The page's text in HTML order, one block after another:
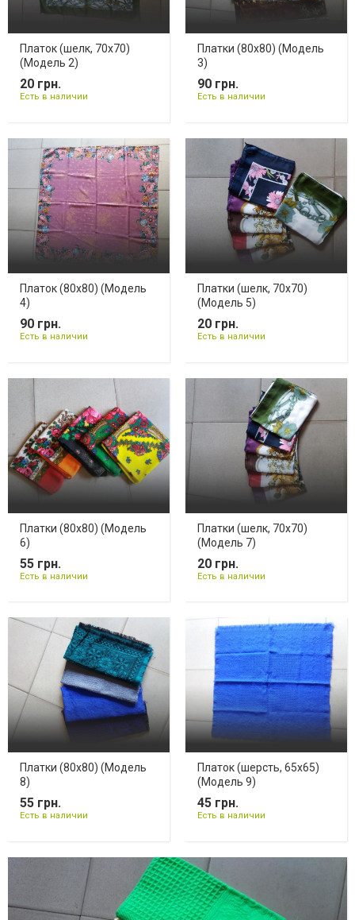
Платок (шелк, 70х70)
(Модель 2)
20 грн.
Есть в наличии
Платки (80х80) (Модель
3)
90 грн.
Есть в наличии
Платок (80х80) (Модель
4)
90 грн.
Есть в наличии
Платки (шелк, 70х70)
(Модель 5)
20 грн.
Есть в наличии
Платки (80х80) (Модель
6)
55 грн.
Есть в наличии
Платки (шелк, 70х70)
(Модель 7)
20 грн.
Есть в наличии
Платки (80х80) (Модель
8)
55 грн.
Есть в наличии
Платок (шерсть, 65х65)
(Модель 9)
45 грн.
Есть в наличии